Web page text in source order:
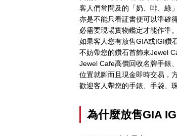
客人們常問及的「奶、啡、綠」
亦是不能只看証書便可以準確
必需要現場實物鑑定才能作準。
如果客人您有放售GIA或IGI鑽
不妨帶您的鑽石首飾來Jewel
Jewel Cafe高價回收名牌手錶
位置就腳而且現金即時交易，
歡迎客人帶您的手錶、手袋、
為什麼放售GIA